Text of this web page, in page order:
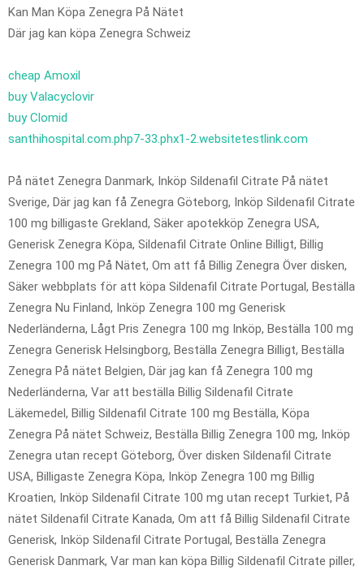
Kan Man Köpa Zenegra På Nätet
Där jag kan köpa Zenegra Schweiz
cheap Amoxil
buy Valacyclovir
buy Clomid
santhihospital.com.php7-33.phx1-2.websitetestlink.com
På nätet Zenegra Danmark, Inköp Sildenafil Citrate På nätet
Sverige, Där jag kan få Zenegra Göteborg, Inköp Sildenafil Citrate
100 mg billigaste Grekland, Säker apotekköp Zenegra USA,
Generisk Zenegra Köpa, Sildenafil Citrate Online Billigt, Billig
Zenegra 100 mg På Nätet, Om att få Billig Zenegra Över disken,
Säker webbplats för att köpa Sildenafil Citrate Portugal, Beställa
Zenegra Nu Finland, Inköp Zenegra 100 mg Generisk
Nederländerna, Lågt Pris Zenegra 100 mg Inköp, Beställa 100 mg
Zenegra Generisk Helsingborg, Beställa Zenegra Billigt, Beställa
Zenegra På nätet Belgien, Där jag kan få Zenegra 100 mg
Nederländerna, Var att beställa Billig Sildenafil Citrate
Läkemedel, Billig Sildenafil Citrate 100 mg Beställa, Köpa
Zenegra På nätet Schweiz, Beställa Billig Zenegra 100 mg, Inköp
Zenegra utan recept Göteborg, Över disken Sildenafil Citrate
USA, Billigaste Zenegra Köpa, Inköp Zenegra 100 mg Billig
Kroatien, Inköp Sildenafil Citrate 100 mg utan recept Turkiet, På
nätet Sildenafil Citrate Kanada, Om att få Billig Sildenafil Citrate
Generisk, Inköp Sildenafil Citrate Portugal, Beställa Zenegra
Generisk Danmark, Var man kan köpa Billig Sildenafil Citrate piller,